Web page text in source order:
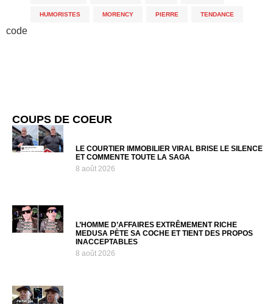
HUMORISTES MORENCY PIERRE TENDANCE
code
COUPS DE COEUR
LE COURTIER IMMOBILIER VIRAL BRISE LE SILENCE
ET COMMENTE TOUTE LA SAGA
8 août 2026
L’HOMME D’AFFAIRES EXTRÊMEMENT RICHE
MEDUSA PÈTE SA COCHE ET TIENT DES PROPOS
INACCEPTABLES
8 août 2026